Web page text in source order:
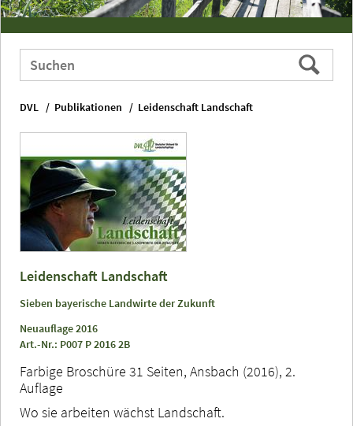
Webauftritt
durchsuchen
Suchen
DVL Publikationen Leidenschaft Landschaft
Leidenschaft Landschaft
Sieben bayerische Landwirte der Zukunft
Neuauflage 2016
Art.-Nr.: P007 P 2016 2B
Farbige Broschüre 31 Seiten, Ansbach (2016), 2.
Auflage
Wo sie arbeiten wächst Landschaft.